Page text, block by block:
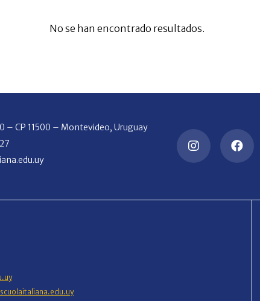
No se han encontrado resultados.
– CP 11500 – Montevideo, Uruguay